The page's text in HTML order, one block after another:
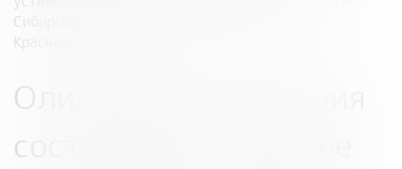
Сибирского Федерального Университета, г.
Красноярск
Олимпиадные задания
составлены на основе